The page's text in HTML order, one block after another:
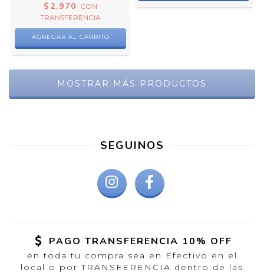
$2.970 CON
TRANSFERENCIA
AGREGAR AL CARRITO
MOSTRAR MÁS PRODUCTOS
SEGUINOS
PAGO TRANSFERENCIA 10% OFF
en toda tu compra sea en Efectivo en el
local o por TRANSFERENCIA dentro de las